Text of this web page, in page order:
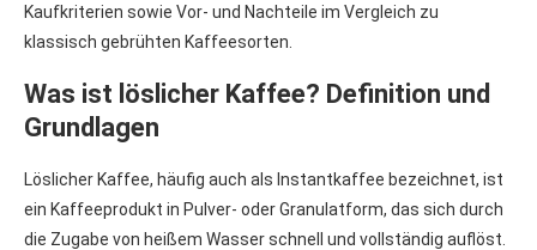
Kaufkriterien sowie Vor- und Nachteile im Vergleich zu
klassisch gebrühten Kaffeesorten.
Was ist löslicher Kaffee? Definition und
Grundlagen
Löslicher Kaffee, häufig auch als Instantkaffee bezeichnet, ist
ein Kaffeeprodukt in Pulver- oder Granulatform, das sich durch
die Zugabe von heißem Wasser schnell und vollständig auflöst.